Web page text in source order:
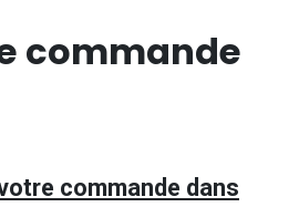
commande
commande dans